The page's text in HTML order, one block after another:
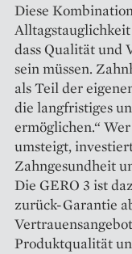
Diese
dass Qualität und
sein müssen.
als Teil der
die langfristiges
ermöglichen.“
umsteigt,
Zahngesundheit
Die GERO 3 ist
zurück-Garantie
Produktqualität